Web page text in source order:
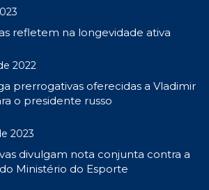
refletem na longevidade ativa
2022
prerrogativas oferecidas a Vladimir
o presidente russo
2023
divulgam nota conjunta contra a
Ministério do Esporte